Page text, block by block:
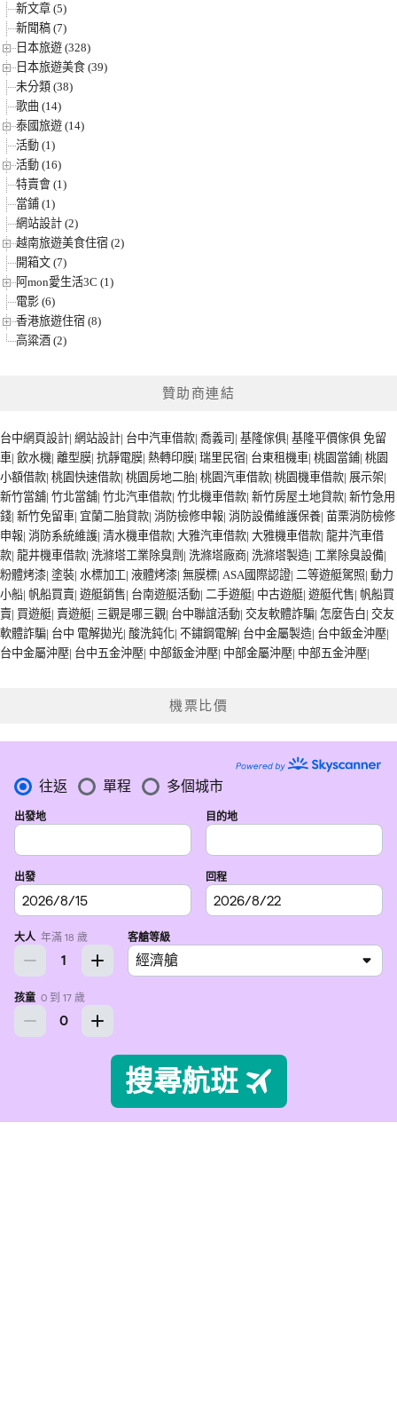
新文章 (5)
新聞稿 (7)
日本旅遊 (328)
日本旅遊美食 (39)
未分類 (38)
歌曲 (14)
泰國旅遊 (14)
活動 (1)
活動 (16)
特賣會 (1)
當鋪 (1)
網站設計 (2)
越南旅遊美食住宿 (2)
開箱文 (7)
阿mon愛生活3C (1)
電影 (6)
香港旅遊住宿 (8)
高粱酒 (2)
贊助商連結
台中網頁設計| 網站設計| 台中汽車借款| 喬義司 | 基隆傢俱| 基隆平價傢俱 免留
車| 飲水機| 離型膜| 抗靜電膜| 熱轉印膜| 瑞里民宿| 台東租機車| 桃園當鋪| 桃園
小額借款| 桃園快速借款| 桃園房地二胎| 桃園汽車借款| 桃園機車借款| 展示架|
新竹當舖| 竹北當舖| 竹北汽車借款| 竹北機車借款| 新竹房屋土地貸款| 新竹急用
錢| 新竹免留車| 宜蘭二胎貸款| 消防檢修申報| 消防設備維護保養| 苗栗消防檢修
申報| 消防系統維護| 清水機車借款| 大雅汽車借款| 大雅機車借款| 龍井汽車借
款| 龍井機車借款| 洗滌塔工業除臭劑 | 洗滌塔廠商| 洗滌塔製造| 工業除臭設備|
粉體烤漆| 塗裝| 水標加工| 液體烤漆| 無膜標| ASA國際認證| 二等遊艇駕照| 動力
小船| 帆船買賣| 遊艇銷售| 台南遊艇活動| 二手遊艇| 中古遊艇| 遊艇代售| 帆船買
賣| 買遊艇| 賣遊艇| 三觀是哪三觀| 台中聯誼活動| 交友軟體詐騙| 怎麼告白| 交友
軟體詐騙| 台中 電解拋光| 酸洗鈍化| 不鏽鋼電解| 台中金屬製造| 台中鈑金沖壓|
台中金屬沖壓| 台中五金沖壓| 中部鈑金沖壓| 中部金屬沖壓| 中部五金沖壓|
機票比價